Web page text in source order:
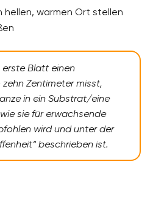
hellen, warmen Ort stellen
Blatt einen
Zentimeter misst,
in ein Substrat/eine
sie für erwachsende
wird und unter der
beschrieben ist.